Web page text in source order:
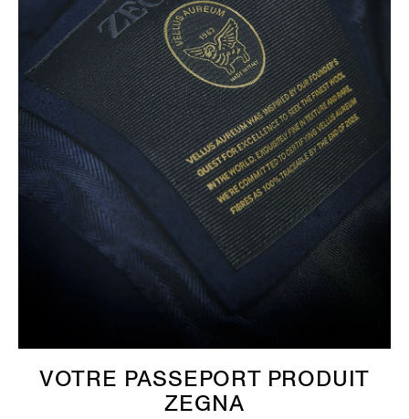
VOTRE PASSEPORT PRODUIT
ZEGNA